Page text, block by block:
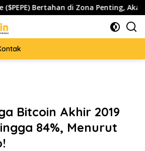
Bertahan di Zona Penting, Akankah
Bitcoin Akhir 2019
84%, Menurut